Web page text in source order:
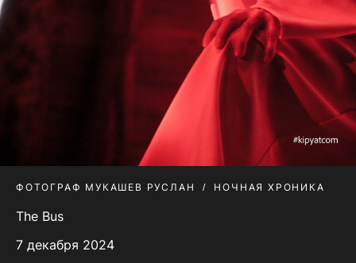
ФОТОГРАФ МУКАШЕВ РУСЛАН НОЧНАЯ ХРОНИКА
The Bus
7 декабря 2024